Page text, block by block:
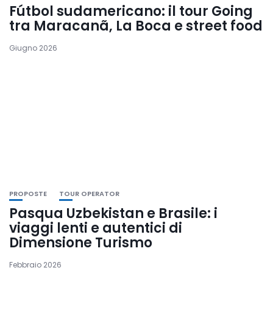
Fútbol sudamericano: il tour Going
tra Maracanã, La Boca e street food
Giugno 2026
PROPOSTE TOUR OPERATOR
Pasqua Uzbekistan e Brasile: i
viaggi lenti e autentici di
Dimensione Turismo
Febbraio 2026